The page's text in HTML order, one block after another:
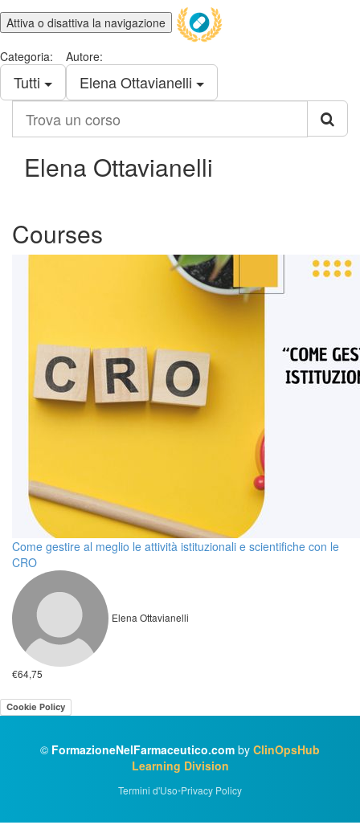
Attiva o disattiva la navigazione
Categoria:
Tutti
Autore:
Elena Ottavianelli
corso
Elena Ottavianelli
Courses
Come gestire al meglio le attività istituzionali e scientifiche con le
CRO
Elena Ottavianelli
€64,75
Cookie Policy
© FormazioneNelFarmaceutico.com by ClinOpsHub
Learning Division
Termini d'Uso•Privacy Policy